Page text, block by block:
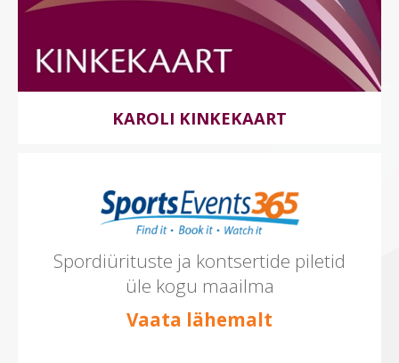
KAROLI KINKEKAART
Spordiürituste ja kontsertide piletid
üle kogu maailma
Vaata lähemalt